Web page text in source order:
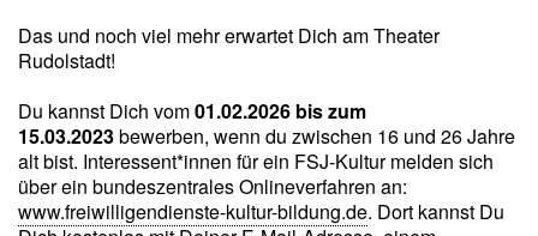
Das und noch viel mehr erwartet Dich am Theater
Rudolstadt!
Du kannst Dich vom01.02.2026 bis zum
15.03.2023bewerben, wenn du zwischen 16 und 26 Jahre
alt bist. Interessent*innen für ein FSJ-Kultur melden sich
über ein bundeszentrales Onlineverfahren an:
www.freiwilligendienste-kultur-bildung.de. Dort kannst Du